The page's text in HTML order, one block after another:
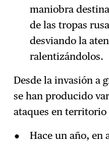
maniobra
de las tropas
desviando la
ralentizándolos.
Desde la invasión a
se han producido
ataques en territorio
Hace un año, en